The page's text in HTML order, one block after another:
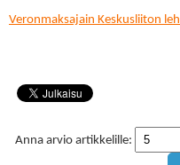
Veronmaksajain Keskusliiton
Anna arvio artikkelille: